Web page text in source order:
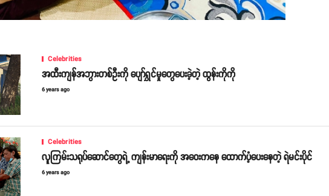
Celebrities
အထီးကျန်အဘွားတစ်ဦးကို ပျော်ရွှင်မှုတွေပေးခဲ့တဲ့ ထွန်းကိုကို
6 years ago
Celebrities
လူကြမ်းသရုပ်ဆောင်တွေရဲ့ ကျန်းမာရေးကို အဝေးကနေ ထောက်ပံ့ပေးနေတဲ့ ရဲမင်းပိုင်
6 years ago